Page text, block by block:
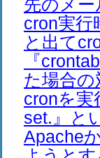
先のメ
cron実行
と出て
『
た場合の
cronを実
set.』と
Apache